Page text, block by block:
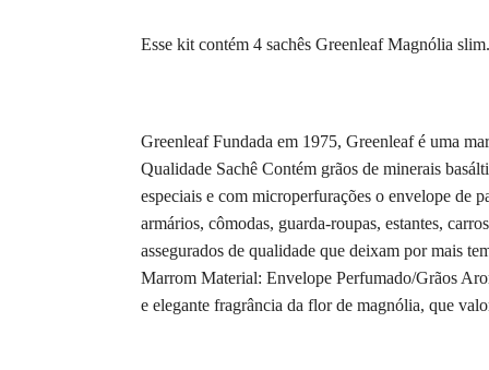
Esse kit contém 4 sachês Greenleaf Magnólia slim.
Greenleaf Fundada em 1975, Greenleaf é uma
Qualidade Sachê Contém grãos de minerais
especiais e com microperfurações o envelope de
armários, cômodas, guarda-roupas, estantes,
assegurados de qualidade que deixam por mais
Marrom Material: Envelope Perfumado/Grãos
e elegante fragrância da flor de magnólia, que